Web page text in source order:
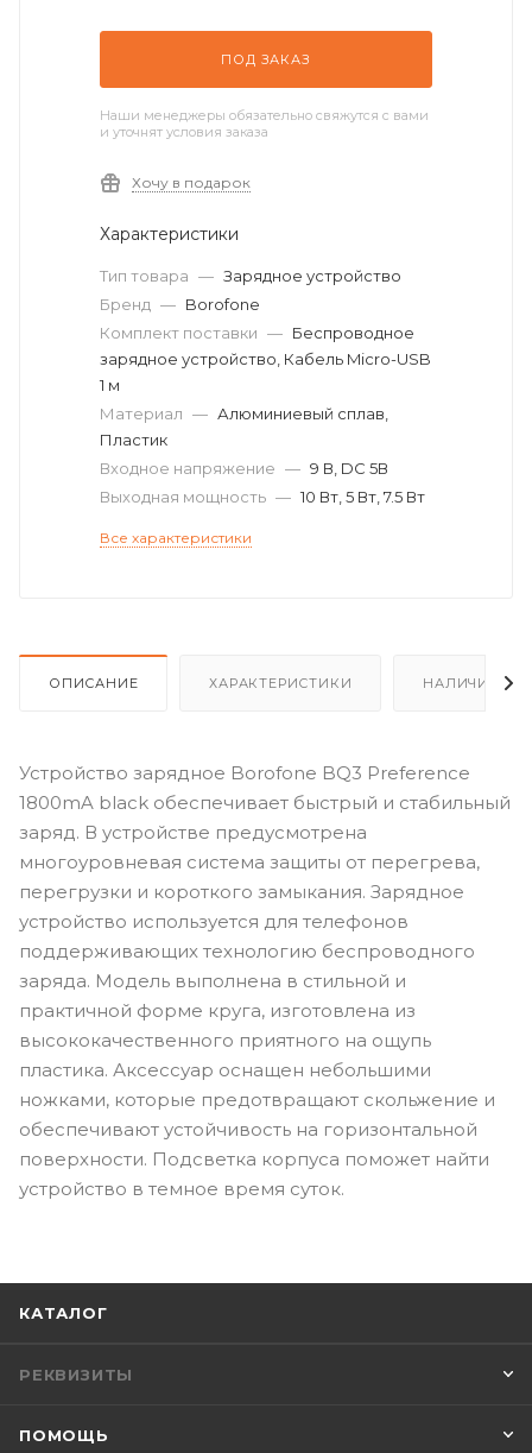
ПОД ЗАКАЗ
Наши менеджеры обязательно свяжутся с вами
и уточнят условия заказа
Хочу в подарок
Характеристики
Тип товара — Зарядное устройство
Бренд — Borofone
Комплект поставки — Беспроводное
зарядное устройство, Кабель Micro-USB
1 м
Материал — Алюминиевый сплав,
Пластик
Входное напряжение — 9 В, DC 5В
Выходная мощность — 10 Вт, 5 Вт, 7.5 Вт
Все характеристики
ОПИСАНИЕ ХАРАКТЕРИСТИКИ НАЛИЧИЕ
Устройство зарядное Borofone BQ3 Preference
1800mA black обеспечивает быстрый и стабильный
заряд. В устройстве предусмотрена
многоуровневая система защиты от перегрева,
перегрузки и короткого замыкания. Зарядное
устройство используется для телефонов
поддерживающих технологию беспроводного
заряда. Модель выполнена в стильной и
практичной форме круга, изготовлена из
высококачественного приятного на ощупь
пластика. Аксессуар оснащен небольшими
ножками, которые предотвращают скольжение и
обеспечивают устойчивость на горизонтальной
поверхности. Подсветка корпуса поможет найти
устройство в темное время суток.
КАТАЛОГ
РЕКВИЗИТЫ
ПОМОЩЬ